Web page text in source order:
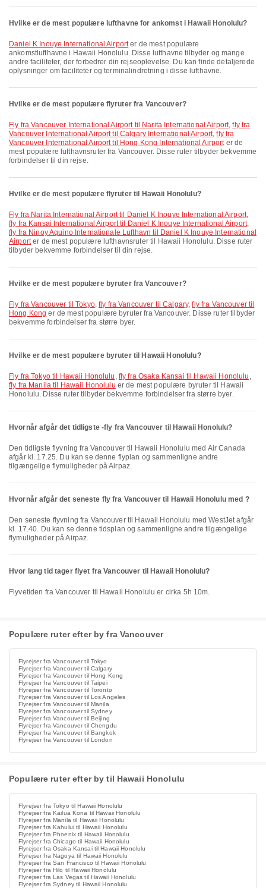
Hvilke er de mest populære lufthavne for ankomst i Hawaii Honolulu?
Daniel K Inouye International Airporter de mest populære
ankomstlufthavne i Hawaii Honolulu. Disse lufthavne tilbyder og mange
andre faciliteter, der forbedrer din rejseoplevelse. Du kan finde detaljerede
oplysninger om faciliteter og terminalindretning i disse lufthavne.
Hvilke er de mest populære flyruter fra Vancouver?
fly fra Vancouver International Airport til Narita International Airport,fly fra
Vancouver International Airport til Calgary International Airport,fly fra
Vancouver International Airport til Hong Kong International Airporter de
mest populære lufthavnsruter fra Vancouver. Disse ruter tilbyder bekvemme
forbindelser til din rejse.
Hvilke er de mest populære flyruter til Hawaii Honolulu?
fly fra Narita International Airport til Daniel K Inouye International Airport,
fly fra Kansai International Airport til Daniel K Inouye International Airport,
fly fra Ninoy Aquino Internationale Lufthavn til Daniel K Inouye International
Airporter de mest populære lufthavnsruter til Hawaii Honolulu. Disse ruter
tilbyder bekvemme forbindelser til din rejse.
Hvilke er de mest populære byruter fra Vancouver?
fly fra Vancouver til Tokyo,fly fra Vancouver til Calgary,fly fra Vancouver til
Hong Kong er de mest populære byruter fra Vancouver. Disse ruter tilbyder
bekvemme forbindelser fra større byer.
Hvilke er de mest populære byruter til Hawaii Honolulu?
fly fra Tokyo til Hawaii Honolulu , fly fra Osaka Kansai til Hawaii Honolulu ,
fly fra Manila til Hawaii Honolulu er de mest populære byruter til Hawaii
Honolulu. Disse ruter tilbyder bekvemme forbindelser fra større byer.
Hvornår afgår det tidligste -fly fra Vancouver til Hawaii Honolulu?
Den tidligste flyvning fra Vancouver til Hawaii Honolulu med Air Canada
afgår kl. 17.25. Du kan se denne flyplan og sammenligne andre
tilgængelige flymuligheder på Airpaz.
Hvornår afgår det seneste fly fra Vancouver til Hawaii Honolulu med ?
Den seneste flyvning fra Vancouver til Hawaii Honolulu med WestJet afgår
kl. 17.40. Du kan se denne tidsplan og sammenligne andre tilgængelige
flymuligheder på Airpaz.
Hvor lang tid tager flyet fra Vancouver til Hawaii Honolulu?
Flyvetiden fra Vancouver til Hawaii Honolulu er cirka 5h 10m.
Populære ruter efter by fra Vancouver
Flyrejser fra Vancouver til Tokyo
Flyrejser fra Vancouver til Calgary
Flyrejser fra Vancouver til Hong Kong
Flyrejser fra Vancouver til Taipei
Flyrejser fra Vancouver til Toronto
Flyrejser fra Vancouver til Los Angeles
Flyrejser fra Vancouver til Manila
Flyrejser fra Vancouver til Sydney
Flyrejser fra Vancouver til Beijing
Flyrejser fra Vancouver til Chengdu
Flyrejser fra Vancouver til Bangkok
Flyrejser fra Vancouver til London
Populære ruter efter by til Hawaii Honolulu
Flyrejser fra Tokyo til Hawaii Honolulu
Flyrejser fra Kailua Kona til Hawaii Honolulu
Flyrejser fra Manila til Hawaii Honolulu
Flyrejser fra Kahului til Hawaii Honolulu
Flyrejser fra Phoenix til Hawaii Honolulu
Flyrejser fra Chicago til Hawaii Honolulu
Flyrejser fra Osaka Kansai til Hawaii Honolulu
Flyrejser fra Nagoya til Hawaii Honolulu
Flyrejser fra San Francisco til Hawaii Honolulu
Flyrejser fra Hilo til Hawaii Honolulu
Flyrejser fra Las Vegas til Hawaii Honolulu
Flyrejser fra Sydney til Hawaii Honolulu